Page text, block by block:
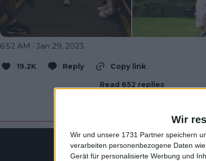
Wir
Wir und unsere 1731 Partner speichern
verarbeiten personenbezogene Daten
Gerät für personalisierte Werbung und
6:52 AM · Jan 29, 2023
19.2K Reply
Copy link
Read 652 replies